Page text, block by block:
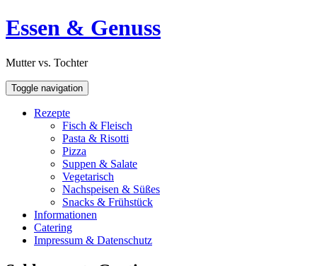
Skip
to
Open
Sidebar
Essen & Genuss
Mutter vs. Tochter
Toggle navigation
Rezepte
Fisch & Fleisch
Pasta & Risotti
Pizza
Suppen & Salate
Vegetarisch
Nachspeisen & Süßes
Snacks & Frühstück
Informationen
Catering
Impressum & Datenschutz